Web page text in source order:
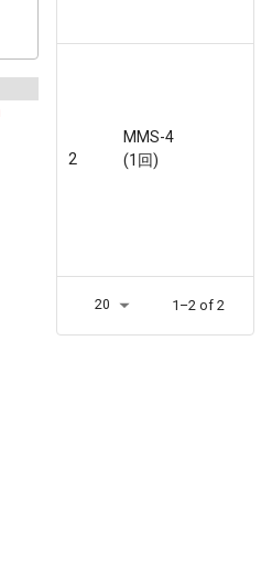
2
MMS-4
(1回)
20 1–2 of 2